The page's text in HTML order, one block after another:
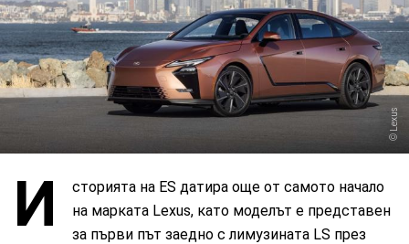
Lexus
И
сторията на ES датира още от самото начало
на марката Lexus, като моделът е представен
за първи път заедно с лимузината LS през